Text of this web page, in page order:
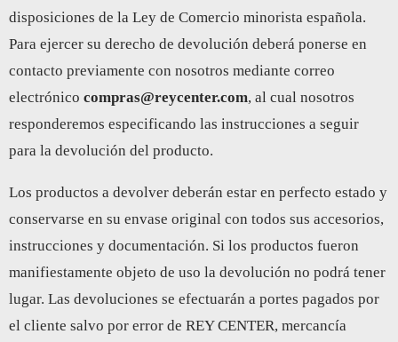
disposiciones de la Ley de Comercio minorista española.
Para ejercer su derecho de devolución deberá ponerse en
contacto previamente con nosotros mediante correo
electrónico compras@reycenter.com, al cual nosotros
responderemos especificando las instrucciones a seguir
para la devolución del producto.
Los productos a devolver deberán estar en perfecto estado y
conservarse en su envase original con todos sus accesorios,
instrucciones y documentación. Si los productos fueron
manifiestamente objeto de uso la devolución no podrá tener
lugar. Las devoluciones se efectuarán a portes pagados por
el cliente salvo por error de REY CENTER, mercancía